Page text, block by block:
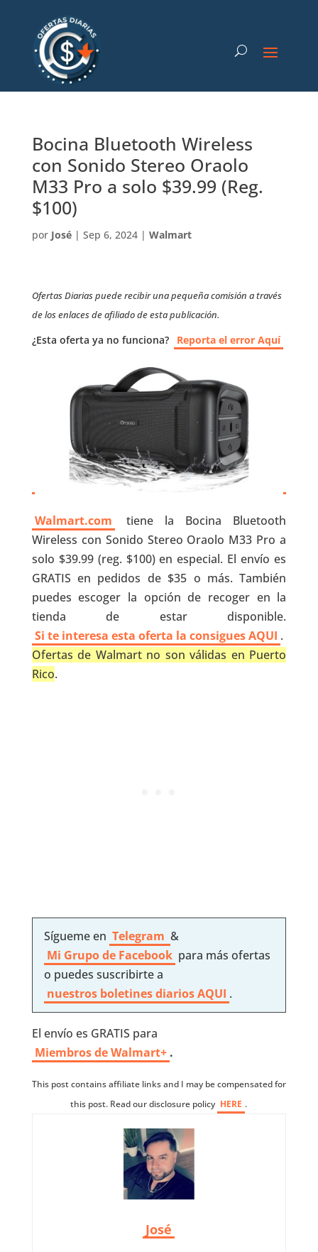
Bocina Bluetooth Wireless
con Sonido Stereo Oraolo
M33 Pro a solo $39.99 (Reg.
$100)
por José| Sep 6, 2024| Walmart
Ofertas Diarias puede recibir una pequeña comisión a través
de los enlaces de afiliado de esta publicación.
¿Esta oferta ya no funciona? Reporta el error Aquí
Walmart.com
tiene la Bocina Bluetooth
Wireless con Sonido Stereo Oraolo M33 Pro a
solo $39.99 (reg. $100) en especial. El envío es
GRATIS en pedidos de $35 o más. También
puedes escoger la opción de recoger en la
tienda de estar disponible.
Si te interesa esta oferta la consigues AQUI .
Ofertas de Walmart no son válidas en Puerto
Rico.
Sígueme en Telegram &
Mi Grupo de Facebook para más ofertas
o puedes suscribirte a
nuestros boletines diarios AQUI .
El envío es GRATIS para
Miembros de Walmart+ .
This post contains affiliate links and I may be compensated for
this post. Read our disclosure policy HERE .
José